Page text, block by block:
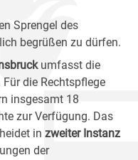
Sprengel des
begrüßen zu dürfen.
umfasst die
die Rechtspflege
insgesamt 18
zur Verfügung. Das
in zweiter Instanz
der